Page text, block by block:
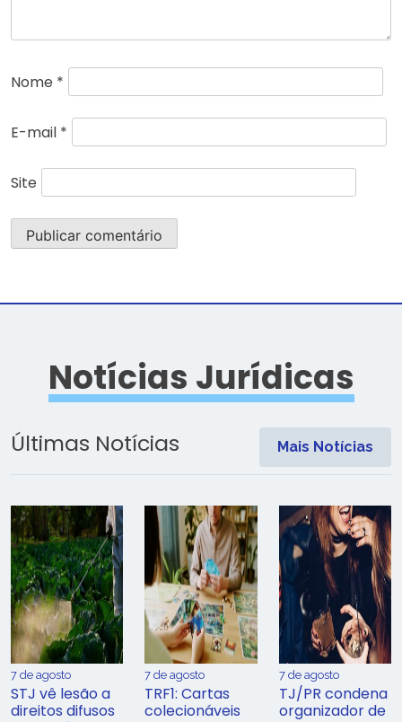
Nome *
E-mail *
Site
Notícias Jurídicas
Últimas Notícias Mais Notícias
7 de agosto
STJ vê lesão a
direitos difusos
7 de agosto
TRF1: Cartas
colecionáveis
7 de agosto
TJ/PR condena
organizador de